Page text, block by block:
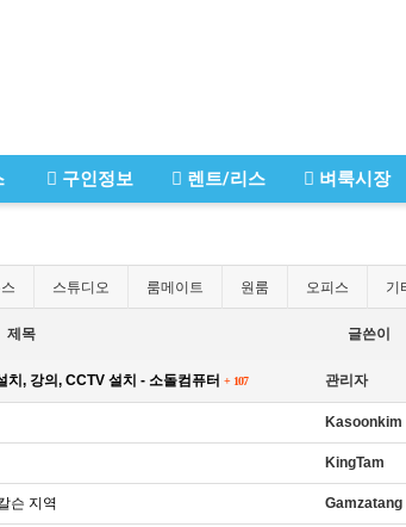
구인정보 렌트/리스 벼룩시장
스튜디오 룸메이트 원룸 오피스 기
제목 글쓴이
치, 강의, CCTV 설치 - 소돌컴퓨터 + 107 관리자
Kasoonkim
KingTam
슨 지역 Gamzatang